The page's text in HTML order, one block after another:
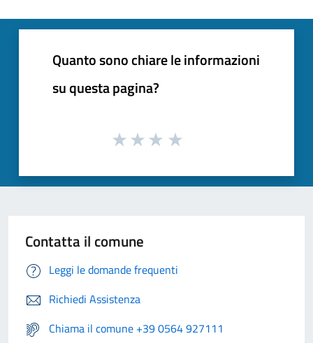
Quanto sono chiare le informazioni
su questa pagina?
Contatta il comune
Leggi le domande frequenti
Richiedi Assistenza
Chiama il comune +39 0564 927111